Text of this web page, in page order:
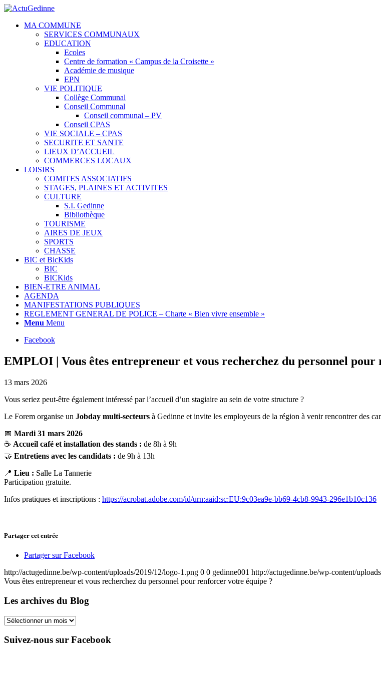
MA COMMUNE
SERVICES COMMUNAUX
EDUCATION
Ecoles
Centre de formation « Campus de la Croisette »
Académie de musique
EPN
VIE POLITIQUE
Collège Communal
Conseil Communal
Conseil communal – PV
Conseil CPAS
VIE SOCIALE – CPAS
SECURITE ET SANTE
LIEUX D’ACCUEIL
COMMERCES LOCAUX
LOISIRS
COMITES ASSOCIATIFS
STAGES, PLAINES ET ACTIVITES
CULTURE
S.I. Gedinne
Bibliothèque
TOURISME
AIRES DE JEUX
SPORTS
CHASSE
BIC et BicKids
BIC
BICKids
BIEN-ETRE ANIMAL
AGENDA
MANIFESTATIONS PUBLIQUES
REGLEMENT GENERAL DE POLICE – Charte « Bien vivre ensemble »
Menu Menu
Facebook
EMPLOI | Vous êtes entrepreneur et vous recherchez du personnel
13 mars 2026
Vous seriez peut-être également intéressé par l’accueil d’un stagiaire au sein de votre structure ?
Le Forem organise un Jobday multi-secteurs à Gedinne et invite les employeurs de la région à venir rencontrer des
📅 Mardi 31 mars 2026
☕ Accueil café et installation des stands : de 8h à 9h
🤝 Entretiens avec les candidats : de 9h à 13h
📍 Lieu : Salle La Tannerie
Participation gratuite.
Infos pratiques et inscriptions : https://acrobat.adobe.com/id/urn:aaid:sc:EU:9c03ea9e-bb69-4cb8-9943-296e1b10c136
Partager cet entrée
Partager sur Facebook
http://actugedinne.be/wp-content/uploads/2019/12/logo-1.png 0 0 gedinne001 http://actugedinne.be/wp-content/
Vous êtes entrepreneur et vous recherchez du personnel pour renforcer votre équipe ?
Les archives du Blog
Les
du
Suivez-nous sur Facebook